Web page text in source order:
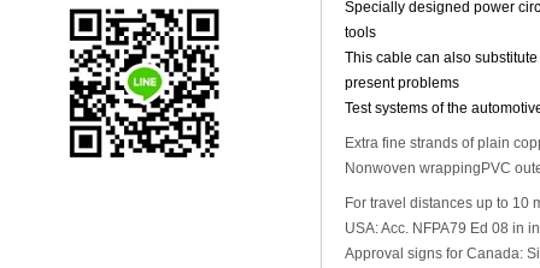
Specially designed power
tools
This cable can also
present problems
Test systems of the
Extra fine strands of plain
Nonwoven wrapping PVC
For travel distances up to 10
USA: Acc. NFPA79 Ed 08 in
Approval signs for Canada: